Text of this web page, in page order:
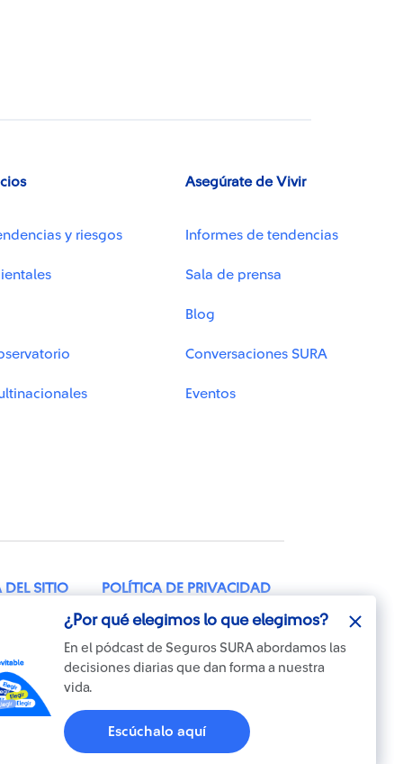
¿Por qué elegimos lo que elegimos?
En el pódcast de Seguros SURA abordamos las
decisiones diarias que dan forma a nuestra
vida.
Escúchalo aquí
¿Por qué elegimos lo que elegimos?
En el pódcast de Seguros SURA abordamos las
decisiones diarias que dan forma a nuestra
vida.
Escúchalo aquí
y riesgos
Asegúrate de Vivir
Informes de tendencias
Sala de prensa
Blog
Conversaciones SURA
Eventos
DEL SITIO POLÍTICA DE PRIVACIDAD
TELÉFONO: 604 2602100
Otra más de